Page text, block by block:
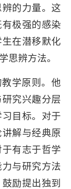
的力量。这
极强的感染
在潜移默化
思辨方法。
学原则。他
究兴趣分层
目标。对于
解与经典原
有志于哲学
与研究方法
励提出独到